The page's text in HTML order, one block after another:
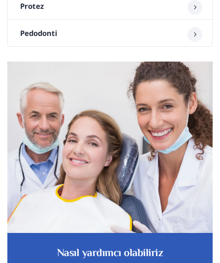
Protez
Pedodonti
Nasıl yardımcı olabiliriz